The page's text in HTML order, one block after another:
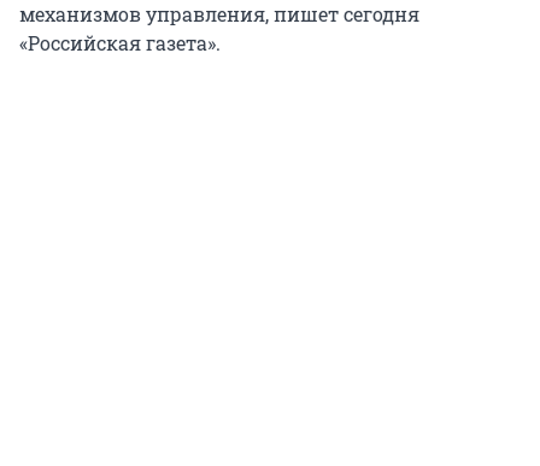
механизмов управления, пишет сегодня
«Российская газета».